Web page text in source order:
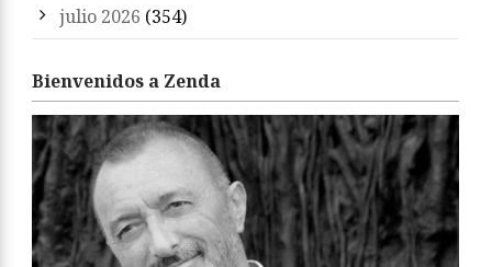
julio 2026 (354)
Bienvenidos a Zenda